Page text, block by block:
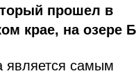
прошел в
крае, на озере
является самым